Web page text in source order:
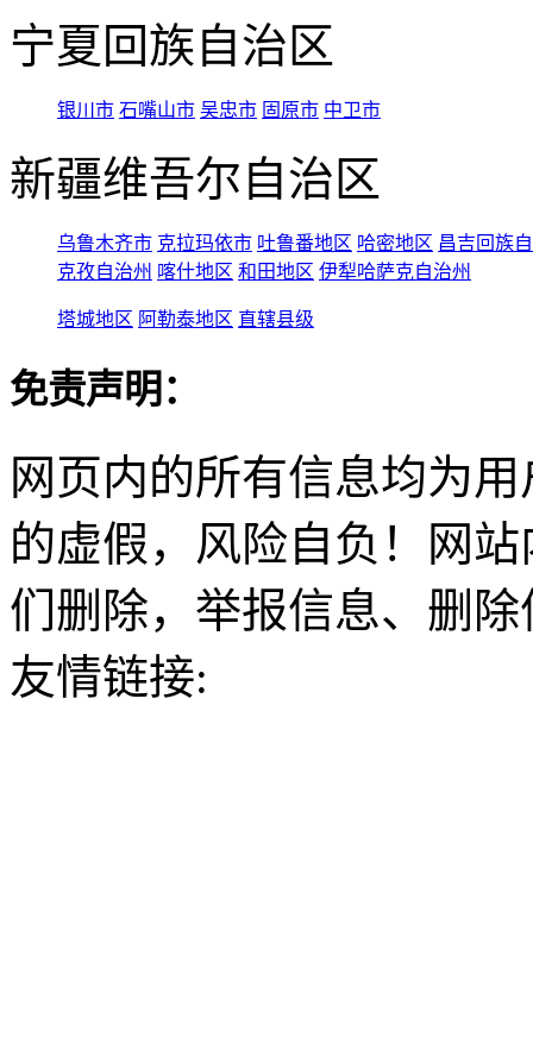
宁夏回族自治区
银川市 石嘴山市 吴忠市 固原市 中卫市
新疆维吾尔自治区
乌鲁木齐市 克拉玛依市 吐鲁番地区 哈密地区 昌吉回族
克孜自治州 喀什地区 和田地区 伊犁哈萨克自治州
塔城地区 阿勒泰地区 直辖县级
免责声明：
网页内的所有信息均为
的虚假，风险自负！网
们删除，举报信息、删
友情链接: